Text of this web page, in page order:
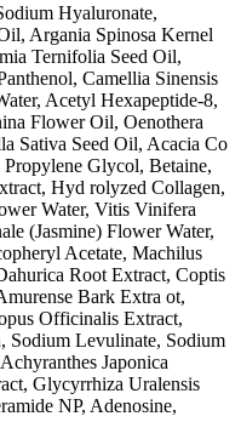
Hyaluronate,
Argania Spinosa Kernel
Ternifolia Seed Oil,
Camellia Sinensis
Acetyl Hexapeptide-8,
Flower Oil, Oenothera
Sativa Seed Oil, Acacia Co
Glycol, Betaine,
Hyd rolyzed Collagen,
Water, Vitis Vinifera
(Jasmine) Flower Water,
Acetate, Machilus
Root Extract, Coptis
Bark Extra ot,
Officinalis Extract,
Sodium Levulinate, Sodium
Japonica
Glycyrrhiza Uralensis
NP, Adenosine,